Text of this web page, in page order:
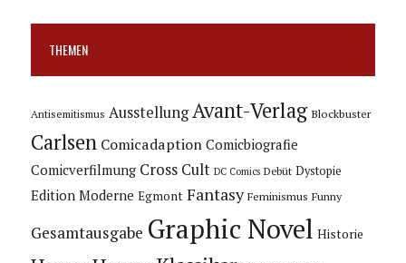
THEMEN
Antisemitismus Ausstellung Avant-Verlag Blockbuster
Carlsen Comicadaption Comicbiografie
Comicverfilmung Cross Cult DC Comics Debüt Dystopie
Edition Moderne Egmont Fantasy Feminismus Funny
Gesamtausgabe Graphic Novel Historie